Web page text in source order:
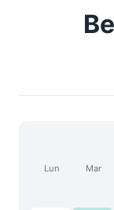
Lun Mar